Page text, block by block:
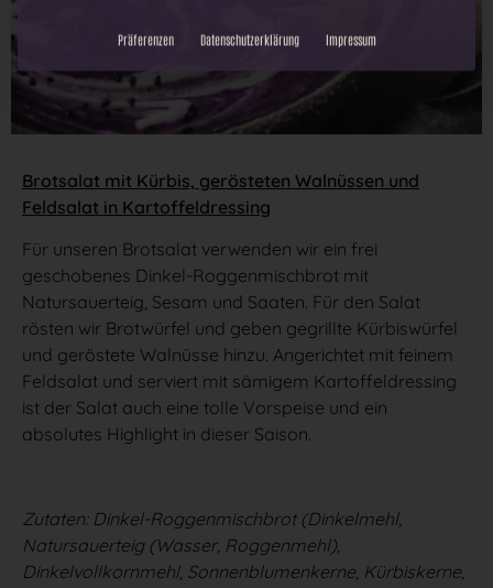
Brotsalat mit Kürbis, gerösteten Walnüssen und
Feldsalat in Kartoffeldressing
Für unseren Brotsalat verwenden wir ein frei
geschobenes Dinkel-Roggenmischbrot mit
Natursauerteig, Sesam und Saaten. Für den Salat
rösten wir Brotwürfel und geben gegrillte Kürbiswürfel
und geröstete Walnüsse hinzu. Angerichtet mit feinem
Feldsalat und serviert mit sämigem Kartoffeldressing
ist der Salat auch eine tolle Vorspeise und ein
absolutes Highlight in dieser Saison.
Zutaten: Dinkel-Roggenmischbrot (Dinkelmehl,
Natursauerteig (Wasser, Roggenmehl),
Dinkelvollkornmehl, Sonnenblumenkerne, Kürbiskerne,
Auswahl speichern
Datenschutz-Einstellungen
Präferenzen Datenschutzerklärung Impressum